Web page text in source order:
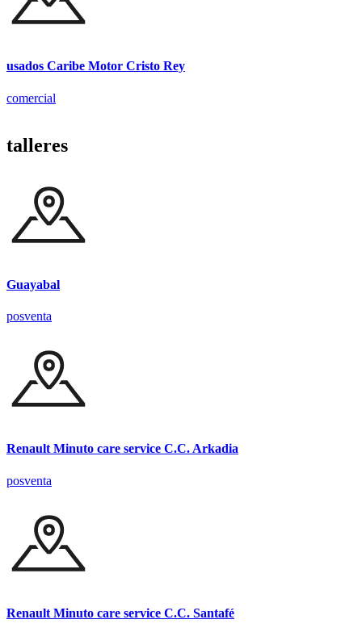
usados Caribe Motor Cristo Rey
comercial
talleres
Guayabal
posventa
Renault Minuto care service C.C. Arkadia
posventa
Renault Minuto care service C.C. Santafé